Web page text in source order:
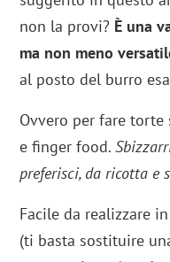
non la provi? È una
ma non meno
al posto del burro
Ovvero per fare
e finger food.
preferisci, da ricotta e
Facile da realizzare
(ti basta sostituire